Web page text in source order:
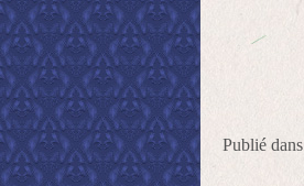
Publié dans